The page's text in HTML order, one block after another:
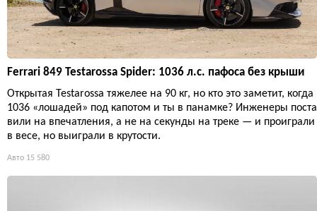
Ferrari 849 Testarossa Spider: 1036 л.с. пафоса без крыши
Открытая Testarossa тяжелее на 90 кг, но кто это заметит, когда
1036 «лошадей» под капотом и ты в панамке? Инженеры поста
вили на впечатления, а не на секунды на треке — и проиграли
в весе, но выиграли в крутости.
Авто 15 580